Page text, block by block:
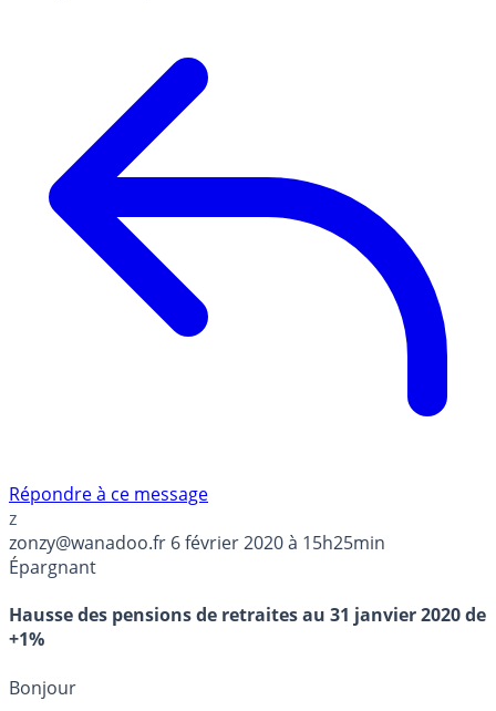
Répondre à ce message
z
zonzy@wanadoo.fr 6 février 2020 à 15h25min
Épargnant
Hausse des pensions de retraites au 31 janvier 2020 de
+1%
Bonjour